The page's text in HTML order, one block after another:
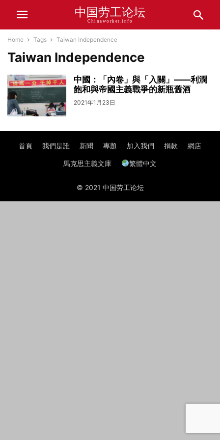
中国劳工论坛
Chinaworker.info
Home Tags Taiwan Independence
Taiwan Independence
中國：「內卷」與「入關」——利潤
飽和與帝國主義戰爭的新瓶舊酒
2021年1月23日
首頁 我們是誰 新聞 專題 加入我們 捐款 網店
馬克思主義文庫 繁體中文
© 2021 中国劳工论坛